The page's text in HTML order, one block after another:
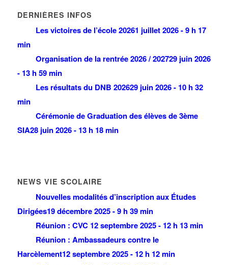
DERNIÈRES INFOS
Les victoires de l’école 20261 juillet 2026 - 9 h 17
min
Organisation de la rentrée 2026 / 202729 juin 2026
- 13 h 59 min
Les résultats du DNB 202629 juin 2026 - 10 h 32
min
Cérémonie de Graduation des élèves de 3ème
SIA28 juin 2026 - 13 h 18 min
NEWS VIE SCOLAIRE
Nouvelles modalités d’inscription aux Études
Dirigées19 décembre 2025 - 9 h 39 min
Réunion : CVC 12 septembre 2025 - 12 h 13 min
Réunion : Ambassadeurs contre le
Harcèlement12 septembre 2025 - 12 h 12 min